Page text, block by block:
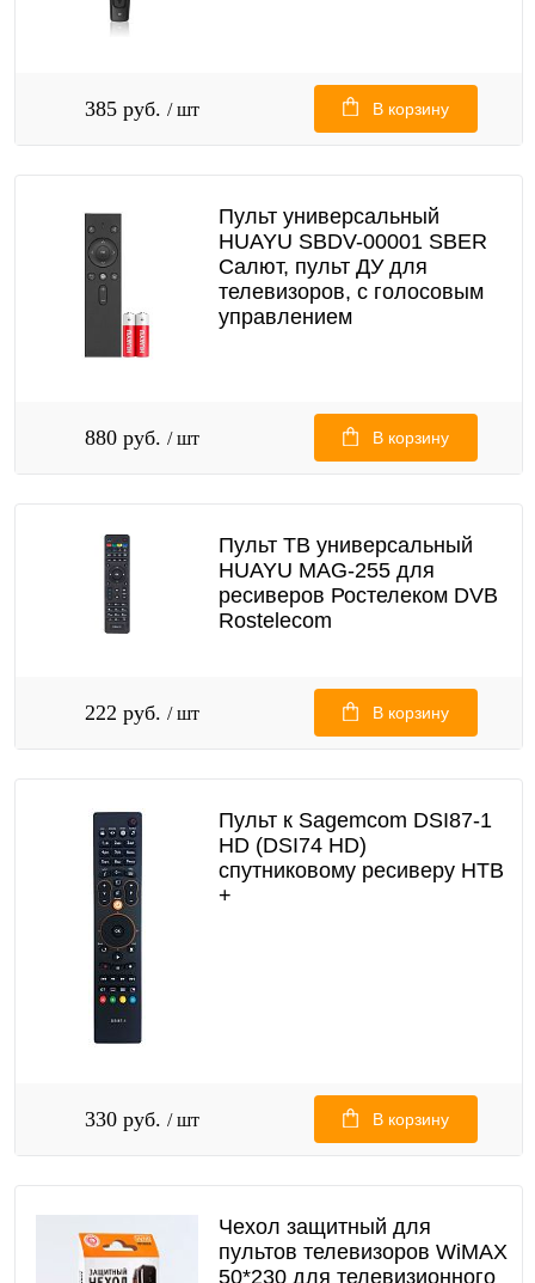
385 руб. / шт В корзину
Пульт универсальный
HUAYU SBDV-00001 SBER
Салют, пульт ДУ для
телевизоров, с голосовым
управлением
880 руб. / шт В корзину
Пульт ТВ универсальный
HUAYU MAG-255 для
ресиверов Ростелеком DVB
Rostelecom
222 руб. / шт В корзину
Пульт к Sagemcom DSI87-1
HD (DSI74 HD)
спутниковому ресиверу НТВ
+
330 руб. / шт В корзину
Чехол защитный для
пультов телевизоров WiMAX
50*230 для телевизионного